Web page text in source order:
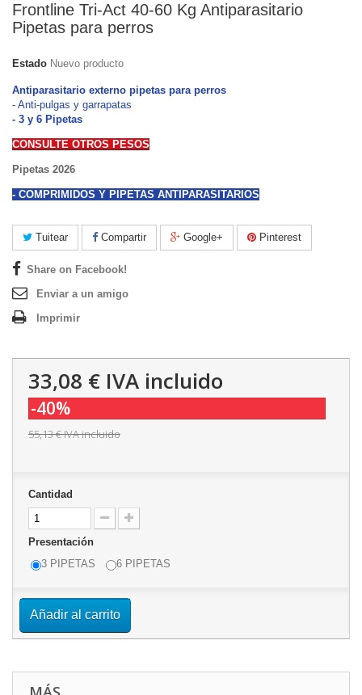
Frontline Tri-Act 40-60 Kg Antiparasitario
Pipetas para perros
Estado Nuevo producto
Antiparasitario externo pipetas para perros
- Anti-pulgas y garrapatas
- 3 y 6 Pipetas
CONSULTE OTROS PESOS
Pipetas 2026
- COMPRIMIDOS Y PIPETAS ANTIPARASITARIOS
Tuitear Compartir Google+ Pinterest
Share on Facebook!
Enviar a un amigo
Imprimir
33,08 € IVA incluido
-40%
55,13 €IVA incluido
Cantidad
Presentación
3 PIPETAS
6 PIPETAS
Añadir al carrito